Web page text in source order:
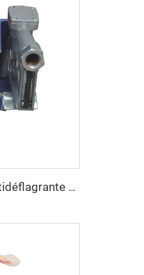
Pompe de transfert électrique antidéflagrante ZCETP-75A